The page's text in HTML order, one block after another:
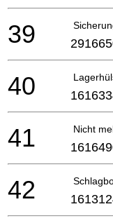
39
40
Nicht
41
42